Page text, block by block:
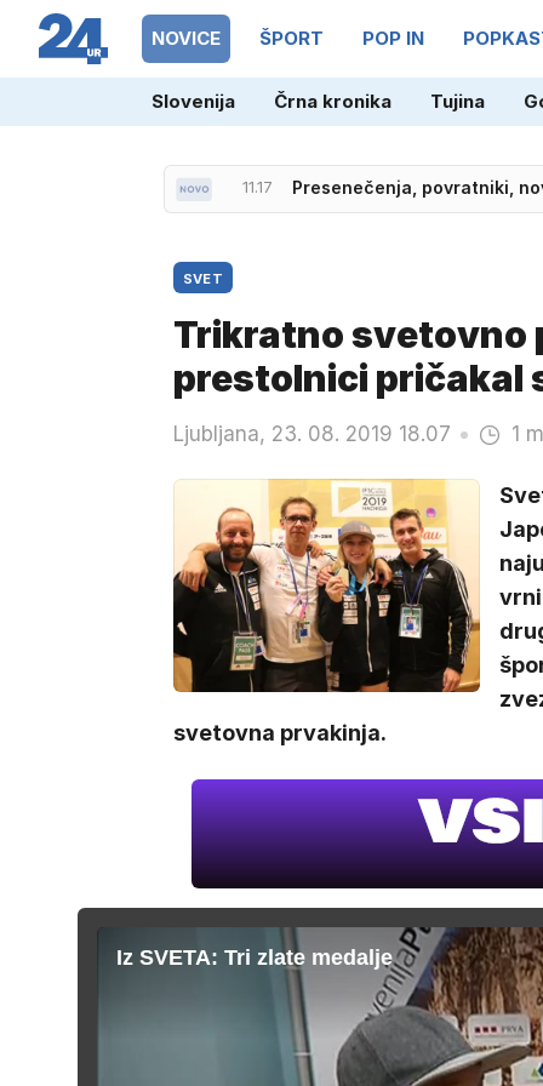
NOVICE ŠPORT POP IN
Slovenija Črna kronika Tujina
11.17 Presenečenja, povratniki,
SVET
Trikratno svetovno
prestolnici pričakal
Ljubljana, 23. 08. 2019 18.07 1
svetovna prvakinja.
Iz SVETA: Tri zlate medalje